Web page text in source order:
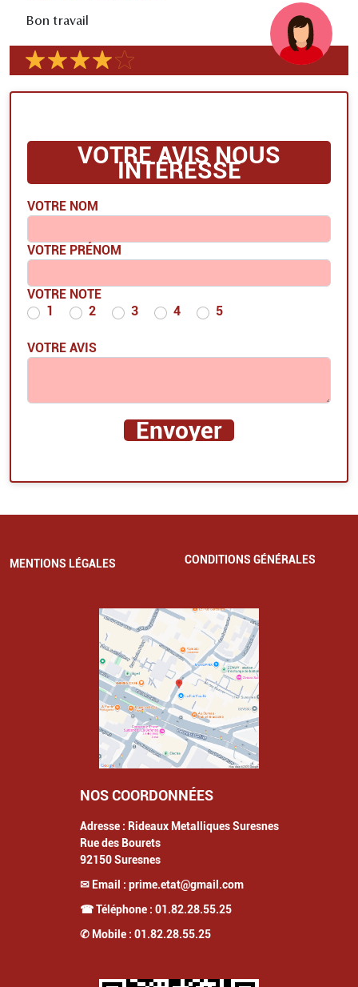
Bon travail
VOTRE AVIS NOUS
INTÉRESSE
VOTRE NOM
VOTRE PRÉNOM
VOTRE NOTE
1
2 3 4 5
VOTRE AVIS
MENTIONS LÉGALES CONDITIONS GÉNÉRALES
NOS COORDONNÉES
Adresse : Rideaux Metalliques Suresnes
Rue des Bourets
92150 Suresnes
✉ Email : prime.etat@gmail.com
☎ Téléphone : 01.82.28.55.25
✆ Mobile : 01.82.28.55.25